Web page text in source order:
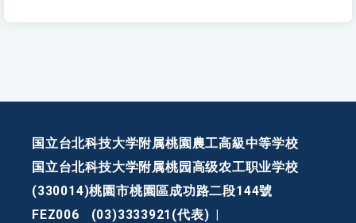
国立台北科技大学附属桃園農工高級中等学校
国立台北科技大学附属桃园高级农工职业学校
(330014)桃園市桃園區成功路二段144號
FEZ006
(03)3333921(代表)